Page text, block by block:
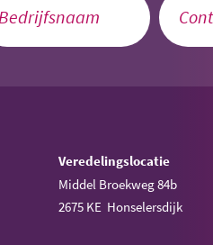
Veredelingslocatie
Middel Broekweg 84b
2675 KE Honselersdijk